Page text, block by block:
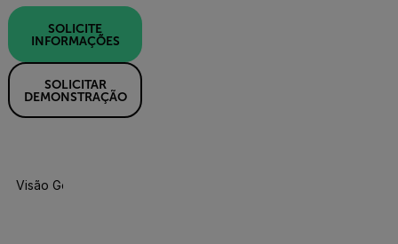
SOLICITE
INFORMAÇÕES
SOLICITAR
DEMONSTRAÇÃO
Visão Geral Do Produto